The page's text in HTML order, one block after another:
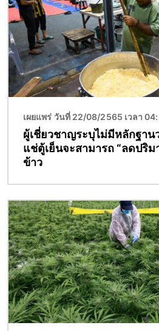
เผยแพร่ วันที่ 22/08/2565 เวลา
ผู้เชี่ยวชาญระบุไม่มีหลักฐาน
แช่ตู้เย็นจะสามารถ “ลดปริ
ข้าว
Image